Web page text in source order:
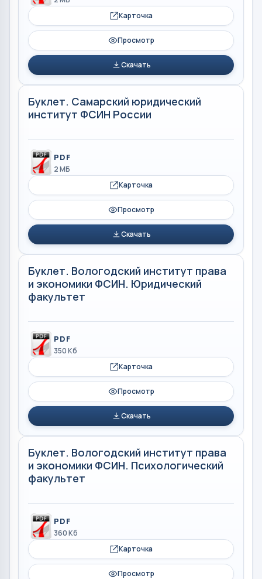
Карточка
Просмотр
Скачать
Буклет. Самарский юридический
институт ФСИН России
PDF
2 МБ
Карточка
Просмотр
Скачать
Буклет. Вологодский институт права
и экономики ФСИН. Юридический
факультет
PDF
350 Кб
Карточка
Просмотр
Скачать
Буклет. Вологодский институт права
и экономики ФСИН. Психологический
факультет
PDF
360 Кб
Карточка
Просмотр